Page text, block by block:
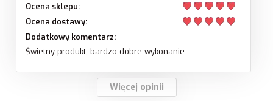
Ocena sklepu:
Ocena dostawy:
Dodatkowy komentarz:
Świetny produkt, bardzo dobre wykonanie.
Więcej opinii